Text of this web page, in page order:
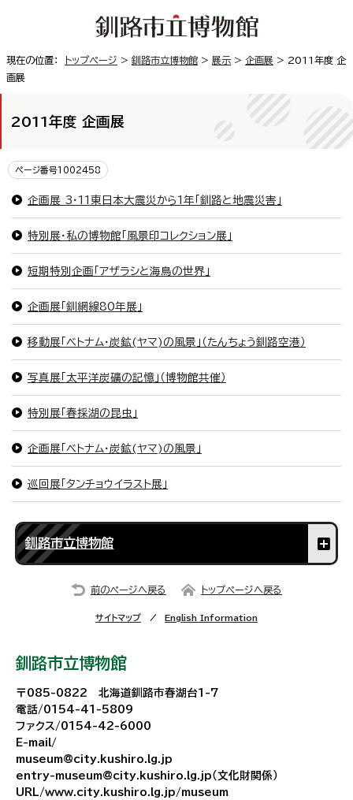
現在の位置： トップページ > 釧路市立博物館 > 展示 > 企画展 > 2011年度 企
画展
2011年度 企画展
ページ番号1002458
企画展 3・11東日本大震災から1年「釧路と地震災害」
特別展・私の博物館「風景印コレクション展」
短期特別企画「アザラシと海鳥の世界」
企画展「釧網線80年展」
移動展「ベトナム・炭鉱(ヤマ)の風景」（たんちょう釧路空港）
写真展「太平洋炭礦の記憶」（博物館共催）
特別展「春採湖の昆虫」
企画展「ベトナム・炭鉱(ヤマ)の風景」
巡回展「タンチョウイラスト展」
釧路市立博物館
前のページへ戻る トップページへ戻る
サイトマップ English Information
釧路市立博物館
〒085-0822 北海道釧路市春湖台1-7
電話/0154-41-5809
ファクス/0154-42-6000
E-mail/
museum@city.kushiro.lg.jp
entry-museum@city.kushiro.lg.jp（文化財関係）
URL/www.city.kushiro.lg.jp/museum